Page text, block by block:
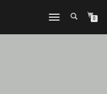
ナ
ゲ
0